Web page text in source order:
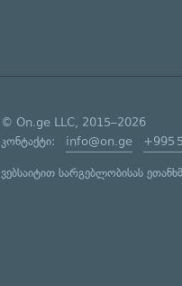
© On.ge LLC, 2015–2026
კონტაქტი: info@on.ge +995
ვებსაიტით სარგებლობისას